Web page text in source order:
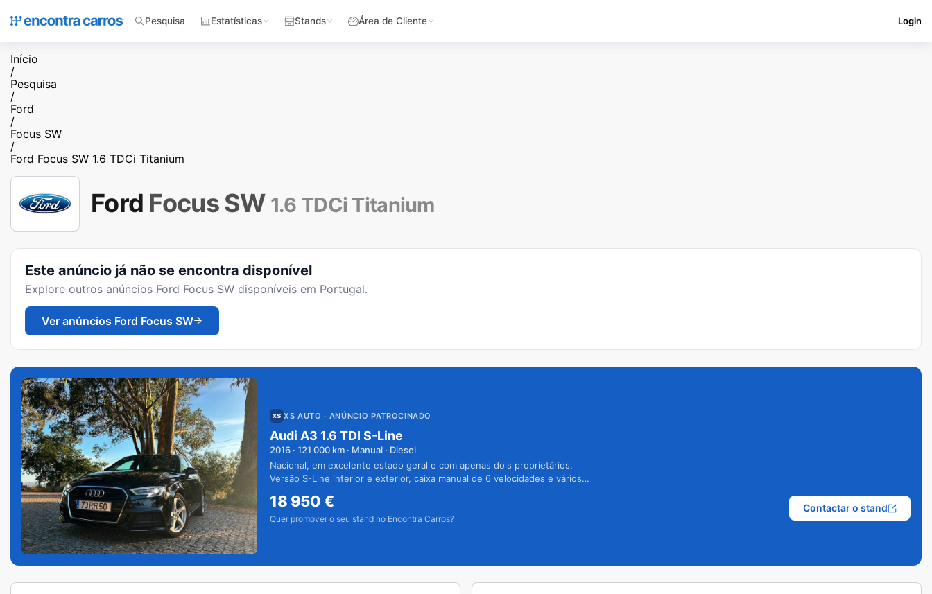
Pesquisa Estatísticas Stands Área de Cliente Login
Início
/
Pesquisa
/
Ford
/
Focus SW
/
Ford Focus SW 1.6 TDCi Titanium
Ford Focus SW 1.6 TDCi Titanium
Este anúncio já não se encontra disponível
Explore outros anúncios Ford Focus SW disponíveis em Portugal.
Ver anúncios Ford Focus SW
XS AUTO · ANÚNCIO PATROCINADO
Audi A3 1.6 TDI S-Line
2016 · 121 000 km · Manual · Diesel
Nacional, em excelente estado geral e com apenas dois proprietários.
Versão S-Line interior e exterior, caixa manual de 6 velocidades e vários
18 950€
Quer promover o seu stand no Encontra Carros?
Contactar o stand